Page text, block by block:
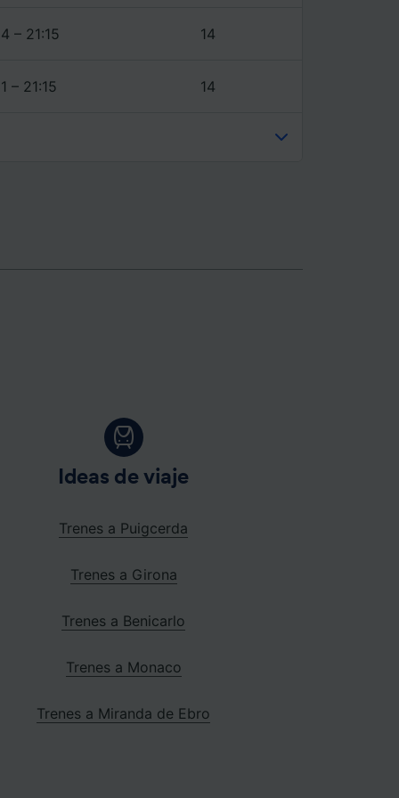
– 21:15 14
– 21:15 14
Ideas de viaje
Trenes a Puigcerda
Trenes a Girona
Trenes a Benicarlo
Trenes a Monaco
Trenes a Miranda de Ebro